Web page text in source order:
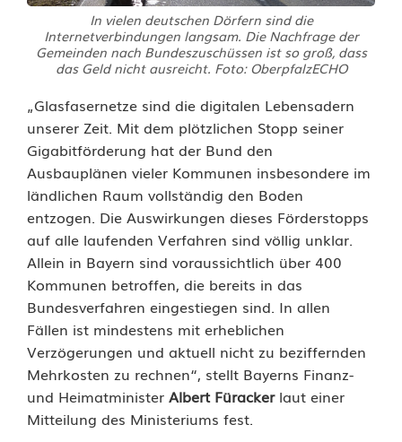
t
F
r
a
c
k
e
r
k
r
i
t
In vielen deutschen Dörfern sind die
Internetverbindungen langsam. Die Nachfrage der
Gemeinden nach Bundeszuschüssen ist so groß, dass
das Geld nicht ausreicht. Foto: OberpfalzECHO
„Glasfasernetze sind die digitalen Lebensadern
unserer Zeit. Mit dem plötzlichen Stopp seiner
Gigabitförderung hat der Bund den
Ausbauplänen vieler Kommunen insbesondere im
ländlichen Raum vollständig den Boden
entzogen. Die Auswirkungen dieses Förderstopps
auf alle laufenden Verfahren sind völlig unklar.
Allein in Bayern sind voraussichtlich über 400
Kommunen betroffen, die bereits in das
Bundesverfahren eingestiegen sind. In allen
Fällen ist mindestens mit erheblichen
Verzögerungen und aktuell nicht zu beziffernden
Mehrkosten zu rechnen“, stellt Bayerns Finanz-
und Heimatminister Albert Fürackerlaut einer
Mitteilung des Ministeriums fest.